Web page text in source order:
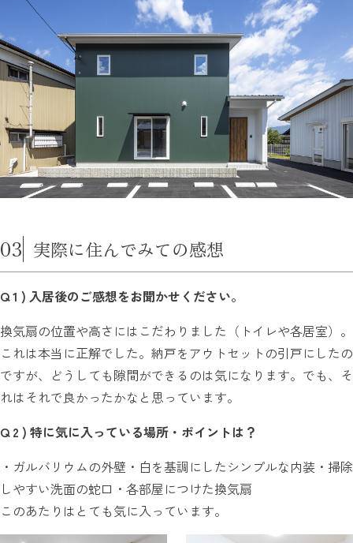
03 実際に住んでみての感想
Q 1 ) 入居後のご感想をお聞かせください。
換気扇の位置や高さにはこだわりました（トイレや各居室）。
これは本当に正解でした。納戸をアウトセットの引戸にしたの
ですが、どうしても隙間ができるのは気になります。でも、そ
れはそれで良かったかなと思っています。
Q 2 ) 特に気に入っている場所・ポイントは？
・ガルバリウムの外壁・白を基調にしたシンプルな内装・掃除
しやすい洗面の蛇口・各部屋につけた換気扇
このあたりはとても気に入っています。